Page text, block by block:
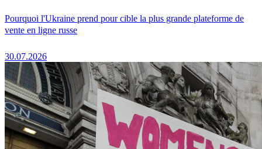
Pourquoi l'Ukraine prend pour cible la plus grande plateforme de
vente en ligne russe
30.07.2026